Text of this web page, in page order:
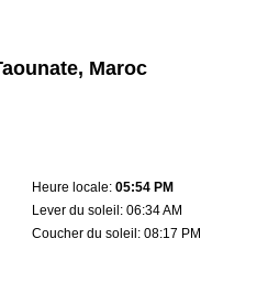
Maroc
Heure locale: 05:54 PM
Lever du soleil: 06:34 AM
Coucher du soleil: 08:17 PM